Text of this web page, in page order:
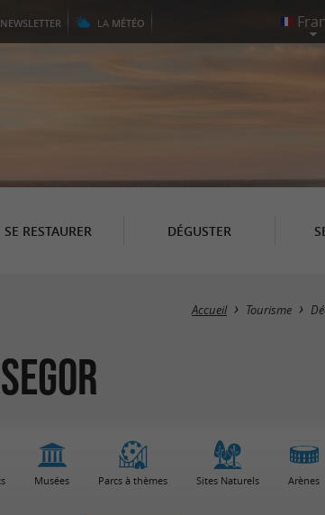
NEWSLETTER LA MÉTÉO
SE RESTAURER DÉGUSTER
Accueil Tourisme
Musées Parcs à thèmes Sites Naturels Arènes